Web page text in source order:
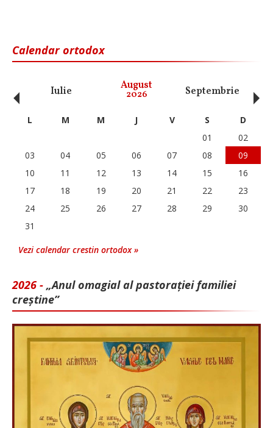
Calendar ortodox
Iulie August
2026 Septembrie
‹ L M M J V S
D
01
02
03
04 05 06 07 08
09
10
11 12 13 14 15
16
17
18 19 20 21 22
23
24
25 26 27 28 29
30
31
Vezi calendar crestin ortodox »
2026 - „Anul omagial al pastorației familiei
creștine”